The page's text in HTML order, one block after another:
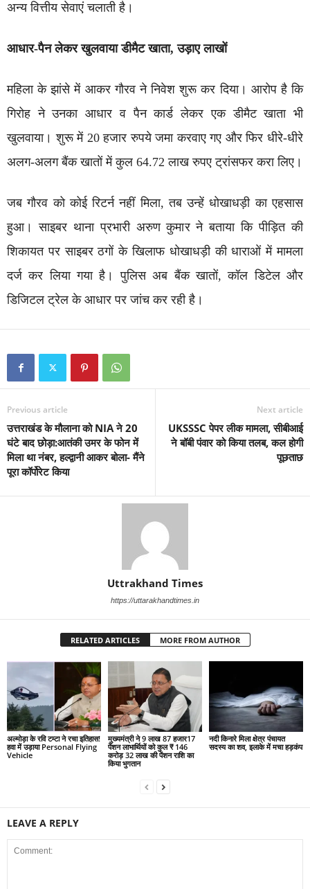
अन्य वित्तीय सेवाएं चलाती है।
आधार-पैन लेकर खुलवाया डीमैट खाता, उड़ाए लाखों
महिला के झांसे में आकर गौरव ने निवेश शुरू कर दिया। आरोप है कि
गिरोह ने उनका आधार व पैन कार्ड लेकर एक डीमैट खाता भी
खुलवाया। शुरू में 20 हजार रुपये जमा करवाए गए और फिर धीरे-धीरे
अलग-अलग बैंक खातों में कुल 64.72 लाख रुपए ट्रांसफर करा लिए।
जब गौरव को कोई रिटर्न नहीं मिला, तब उन्हें धोखाधड़ी का एहसास
हुआ। साइबर थाना प्रभारी अरुण कुमार ने बताया कि पीड़ित की
शिकायत पर साइबर ठगों के खिलाफ धोखाधड़ी की धाराओं में मामला
दर्ज कर लिया गया है। पुलिस अब बैंक खातों, कॉल डिटेल और
डिजिटल ट्रेल के आधार पर जांच कर रही है।
Previous article
उत्तराखंड के मौलाना को NIA ने 20
घंटे बाद छोड़ा:आतंकी उमर के फोन में
मिला था नंबर, हल्द्वानी आकर बोला- मैंने
पूरा कॉर्पोरेट किया
Next article
UKSSSC पेपर लीक मामला, सीबीआई
ने बॉबी पंवार को किया तलब, कल होगी
पूछताछ
Uttrakhand Times
https://uttarakhandtimes.in
RELATED ARTICLES MORE FROM AUTHOR
अल्मोड़ा के रवि टम्टा ने रचा इतिहास!
हवा में उड़ाया Personal Flying
Vehicle
मुख्यमंत्री ने 9 लाख 87 हजार17
पेंशन लाभार्थियों को कुल ₹ 146
करोड़ 32 लाख की पेंशन राशि का
किया भुगतान
नदी किनारे मिला क्षेत्र पंचायत
सदस्य का शव, इलाके में मचा हड़कंप
LEAVE A REPLY